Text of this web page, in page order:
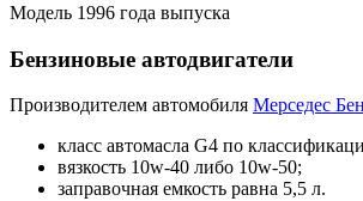
Модель 1996 года выпуска
Бензиновые автодвигатели
Производителем автомобиля Мерседес
класс автомасла G4 по
вязкость 10w-40 либо 10w-50;
заправочная емкость равна 5,5 л.